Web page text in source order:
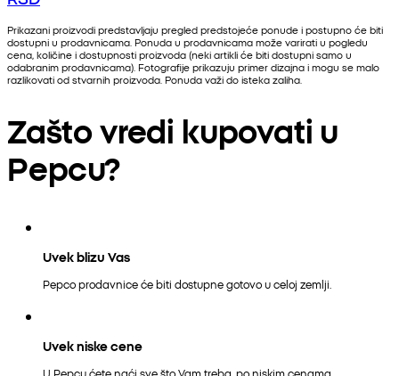
Prikazani proizvodi predstavljaju pregled predstojeće ponude i postupno će biti
dostupni u prodavnicama. Ponuda u prodavnicama može varirati u pogledu
cena, količine i dostupnosti proizvoda (neki artikli će biti dostupni samo u
odabranim prodavnicama). Fotografije prikazuju primer dizajna i mogu se malo
razlikovati od stvarnih proizvoda. Ponuda važi do isteka zaliha.
Zašto vredi kupovati u
Pepcu?
Uvek blizu Vas
Pepco prodavnice će biti dostupne gotovo u celoj zemlji.
Uvek niske cene
U Pepcu ćete naći sve što Vam treba, po niskim cenama.